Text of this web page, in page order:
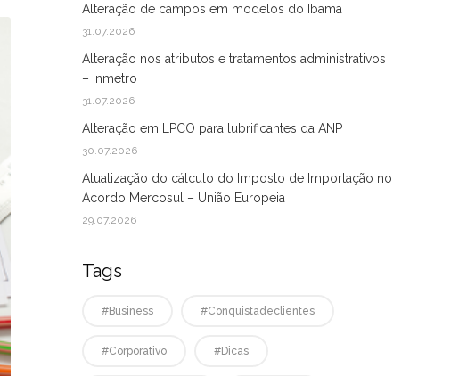
Alteração de campos em modelos do Ibama
31.07.2026
Alteração nos atributos e tratamentos administrativos
– Inmetro
31.07.2026
Alteração em LPCO para lubrificantes da ANP
30.07.2026
Atualização do cálculo do Imposto de Importação no
Acordo Mercosul – União Europeia
29.07.2026
Tags
#business #conquistadeclientes
#corporativo #dicas